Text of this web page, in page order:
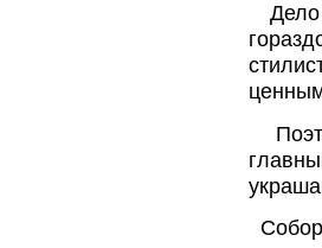
Дело